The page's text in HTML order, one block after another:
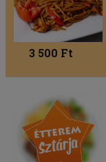
3 500 Ft